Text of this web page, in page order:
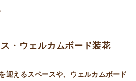
・ウェルカムボード装花
迎えるスペースや、ウェルカムボード